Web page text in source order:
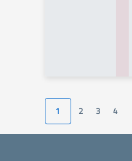
1 2 3 4